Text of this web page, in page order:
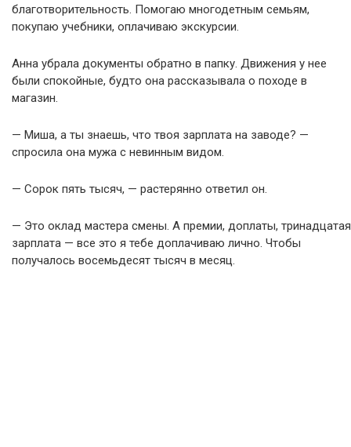
благотворительность. Помогаю многодетным семьям,
покупаю учебники, оплачиваю экскурсии.
Анна убрала документы обратно в папку. Движения у нее
были спокойные, будто она рассказывала о походе в
магазин.
— Миша, а ты знаешь, что твоя зарплата на заводе? —
спросила она мужа с невинным видом.
— Сорок пять тысяч, — растерянно ответил он.
— Это оклад мастера смены. А премии, доплаты, тринадцатая
зарплата — все это я тебе доплачиваю лично. Чтобы
получалось восемьдесят тысяч в месяц.